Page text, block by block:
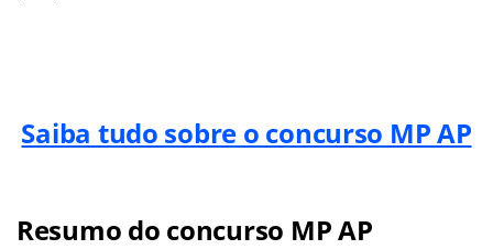
Saiba tudo sobre o concurso MP AP
Resumo do concurso MP AP